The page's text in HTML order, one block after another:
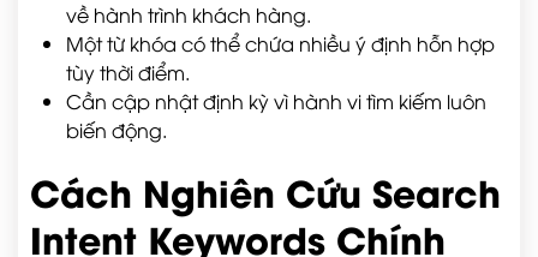
về hành trình khách hàng.
Một từ khóa có thể chứa nhiều ý định hỗn hợp
tùy thời điểm.
Cần cập nhật định kỳ vì hành vi tìm kiếm luôn
biến động.
Cách Nghiên Cứu Search
Intent Keywords Chính